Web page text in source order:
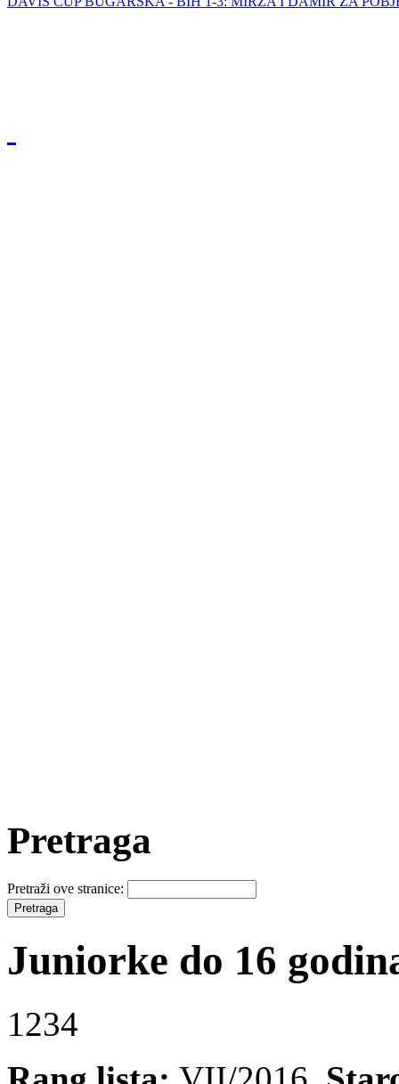
Pretraga
Pretraži ove stranice:
Juniorke do 16
1234